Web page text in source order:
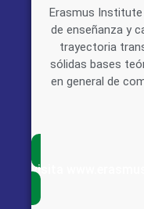
Erasmus
de enseñanza y
trayectoria
sólidas bases
en general de
visita